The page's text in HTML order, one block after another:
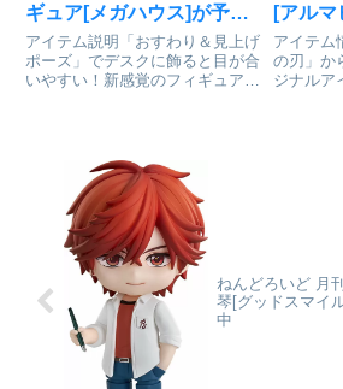
ギュア[メガハウス]が予約
受付開始
アイテム説明「おすわり＆見上げ
ポーズ」でデスクに飾ると目が合
いやすい！新感覚のフィギュアシ
KUBO/SHUEISHA©TITE
KUBO/SHUEISH...
[アル
付開始
アイテム
の刃」か
ジナルア
ねんどろいど 月
琴[グッドスマイ
中